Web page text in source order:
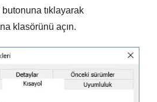
butonuna tıklayarak
klasörünü açın.